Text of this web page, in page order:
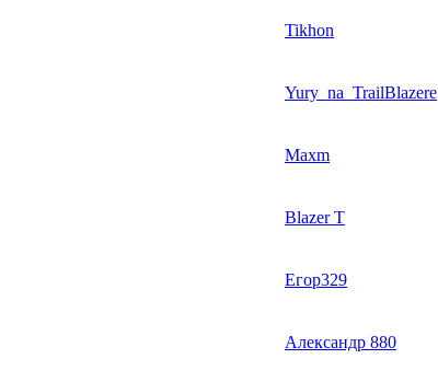
Tikhon
Yury_na_TrailBlazere
Maxm
Blazer T
Егор329
Александр 880